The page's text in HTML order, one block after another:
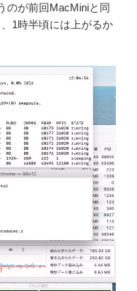
のが前回MacMiniと同
1時半頃には上がるか